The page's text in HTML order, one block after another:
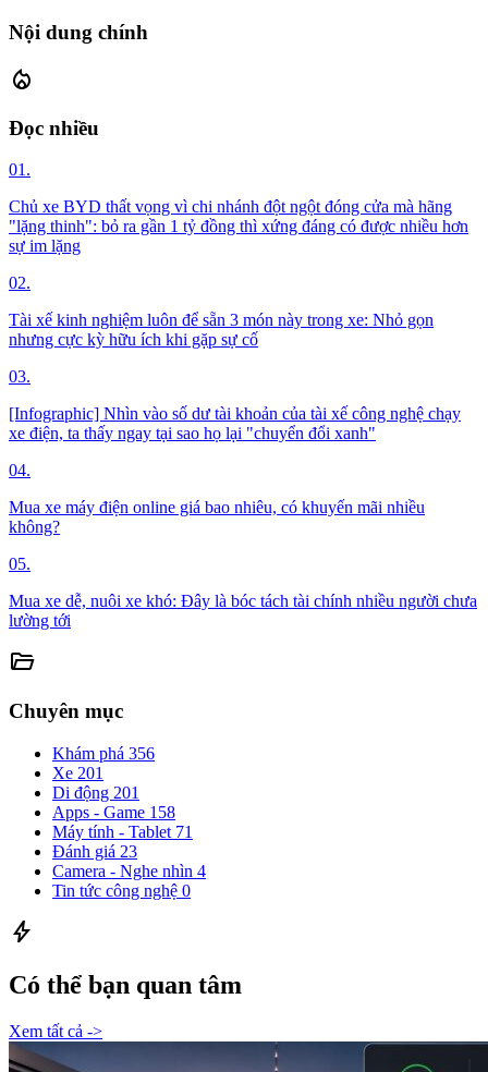
Nội dung chính
local_fire_department
Đọc nhiều
01.
Chủ xe BYD thất vọng vì chi nhánh đột ngột đóng cửa mà hãng
"lặng thinh": bỏ ra gần 1 tỷ đồng thì xứng đáng có được nhiều hơn
sự im lặng
02.
Tài xế kinh nghiệm luôn để sẵn 3 món này trong xe: Nhỏ gọn
nhưng cực kỳ hữu ích khi gặp sự cố
03.
[Infographic] Nhìn vào số dư tài khoản của tài xế công nghệ chạy
xe điện, ta thấy ngay tại sao họ lại "chuyển đổi xanh"
04.
Mua xe máy điện online giá bao nhiêu, có khuyến mãi nhiều
không?
05.
Mua xe dễ, nuôi xe khó: Đây là bóc tách tài chính nhiều người chưa
lường tới
folder_open
Chuyên mục
Khám phá 356
Xe 201
Di động 201
Apps - Game 158
Máy tính - Tablet 71
Đánh giá 23
Camera - Nghe nhìn 4
Tin tức công nghệ 0
bolt
Có thể bạn quan tâm
Xem tất cả ->